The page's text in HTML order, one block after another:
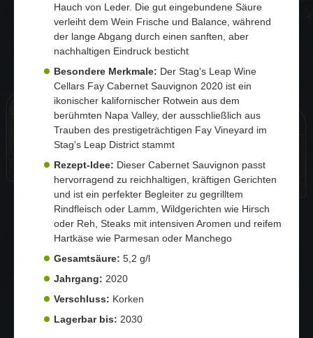
Hauch von Leder. Die gut eingebundene Säure
verleiht dem Wein Frische und Balance, während
der lange Abgang durch einen sanften, aber
nachhaltigen Eindruck besticht
Besondere Merkmale: Der Stag's Leap Wine
Cellars Fay Cabernet Sauvignon 2020 ist ein
ikonischer kalifornischer Rotwein aus dem
berühmten Napa Valley, der ausschließlich aus
Trauben des prestigeträchtigen Fay Vineyard im
Stag's Leap District stammt
Rezept-Idee: Dieser Cabernet Sauvignon passt
hervorragend zu reichhaltigen, kräftigen Gerichten
und ist ein perfekter Begleiter zu gegrilltem
Rindfleisch oder Lamm, Wildgerichten wie Hirsch
oder Reh, Steaks mit intensiven Aromen und reifem
Hartkäse wie Parmesan oder Manchego
Gesamtsäure: 5,2 g/l
Jahrgang: 2020
Verschluss: Korken
Lagerbar bis: 2030